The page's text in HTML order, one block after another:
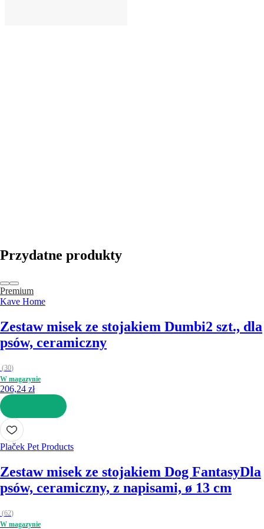
Przydatne produkty
Premium
Kave Home
Zestaw misek ze stojakiem Dumbi2 szt., dla
psów, ceramiczny
(30)
W magazynie
206,24 zł
DO KOSZYKA
Plaček Pet Products
Zestaw misek ze stojakiem Dog FantasyDla
psów, ceramiczny, z napisami, ø 13 cm
(62)
W magazynie